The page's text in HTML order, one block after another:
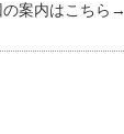
の案内はこちら→